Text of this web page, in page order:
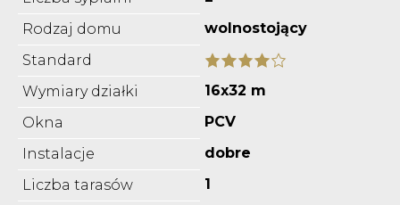
Rodzaj domu
wolnostojący
Standard
Wymiary działki
16x32 m
Okna
PCV
Instalacje
dobre
Liczba tarasów
1